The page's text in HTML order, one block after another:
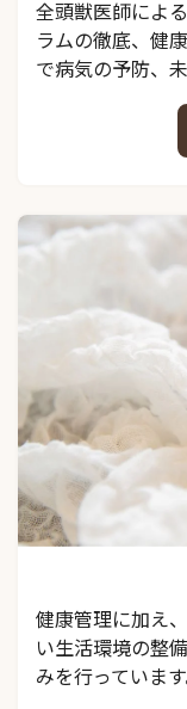
全頭獣医師によ
ラムの徹底、健
で病気の予防、
健康管理に加え
い生活環境の整
みを行っています